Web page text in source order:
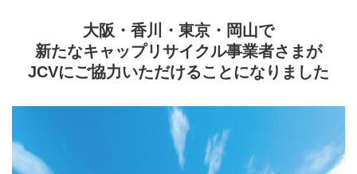
大阪・香川・東京・岡山で
新たなキャップリサイクル事業者さまが
JCVにご協力いただけることになりました